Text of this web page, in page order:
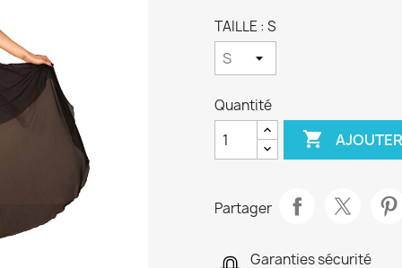
TAILLE : S
Quantité

Partager
Garanties sécurité